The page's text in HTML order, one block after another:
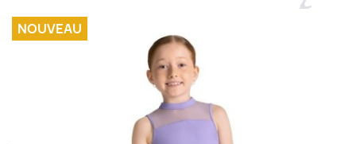
NOUVEAU